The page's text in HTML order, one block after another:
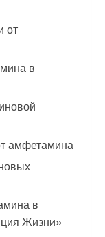
от
в
амфетамина
в
Жизни»